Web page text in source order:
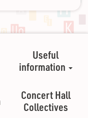
Useful
information
Concert Hall
Collectives